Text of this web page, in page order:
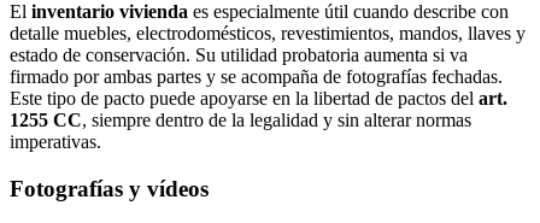
El inventario vivienda es especialmente útil cuando describe con
detalle muebles, electrodomésticos, revestimientos, mandos, llaves y
estado de conservación. Su utilidad probatoria aumenta si va
firmado por ambas partes y se acompaña de fotografías fechadas.
Este tipo de pacto puede apoyarse en la libertad de pactos del art.
1255 CC, siempre dentro de la legalidad y sin alterar normas
imperativas.
Fotografías y vídeos